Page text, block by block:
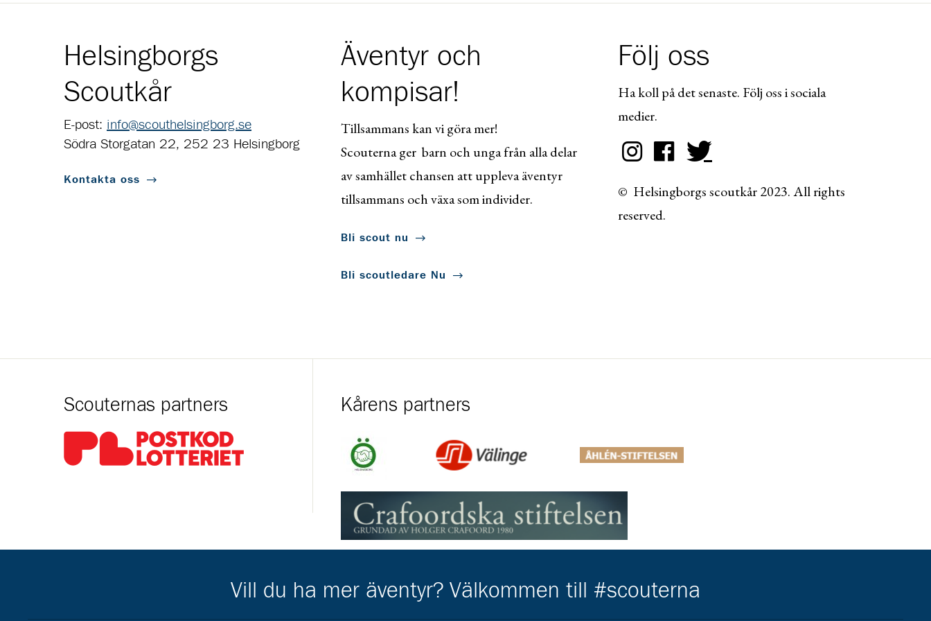
Helsingborgs
Scoutkår
E-post: info@scouthelsingborg.se
Södra Storgatan 22, 252 23 Helsingborg
Kontakta oss
Äventyr och
kompisar!
Tillsammans kan vi göra mer!
Scouterna ger barn och unga från alla delar
av samhället chansen att uppleva äventyr
tillsammans och växa som individer.
Bli scout nu
Bli scoutledare Nu
Följ oss
Ha koll på det senaste. Följ oss i sociala
medier.
© Helsingborgs scoutkår 2023. All rights
reserved.
Scouternas partners
Gå till pl_50
Kårens partners
Gå till https://helsingborg.se/uppleva-och-gora/foreningar/lokal-overenskommelse-i-helsingborg/
Gå till https://valinge.com/
Gå till https://ahlenstiftelsen.se/
Gå till https://www.crafoord.se/
Vill du ha mer äventyr? Välkommen till #scouterna